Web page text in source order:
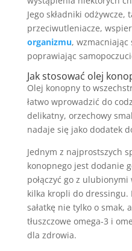
Jego składniki odżywcze,
przeciwutleniacze,
organizmu, wzmacniając
poprawiając
Jak stosować olej
Olej konopny to
łatwo wprowadzić do
delikatny, orzechowy
nadaje się jako dodatek
Jednym z najprostszych
konopnego jest dodanie
połączyć go z
kilka kropli do dressingu.
sałatkę nie tylko o smak,
tłuszczowe omega-3 i
dla zdrowia.